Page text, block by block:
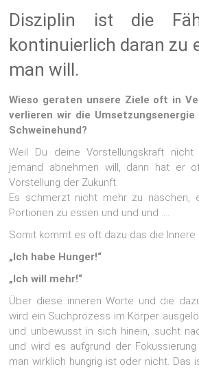
Disziplin ist die
kontinuierlich daran zu
man will.
Wieso geraten unsere Ziele oft in
verlieren wir die
Schweinehund?
Weil Du deine Vorstellungskraft nicht
jemand abnehmen will, dann hat er
Vorstellung der Zukunft.
Es schmerzt nicht mehr zu naschen,
Portionen zu essen und und und ….
Somit kommt es oft dazu das die Innere
„Ich habe Hunger!“
„Ich will mehr!“
Über diese inneren Worte und die
wird ein Suchprozess im Körper
und unbewusst in sich hinein, sucht
und wird es aufgrund der
man wirklich hungrig ist oder nicht. Das